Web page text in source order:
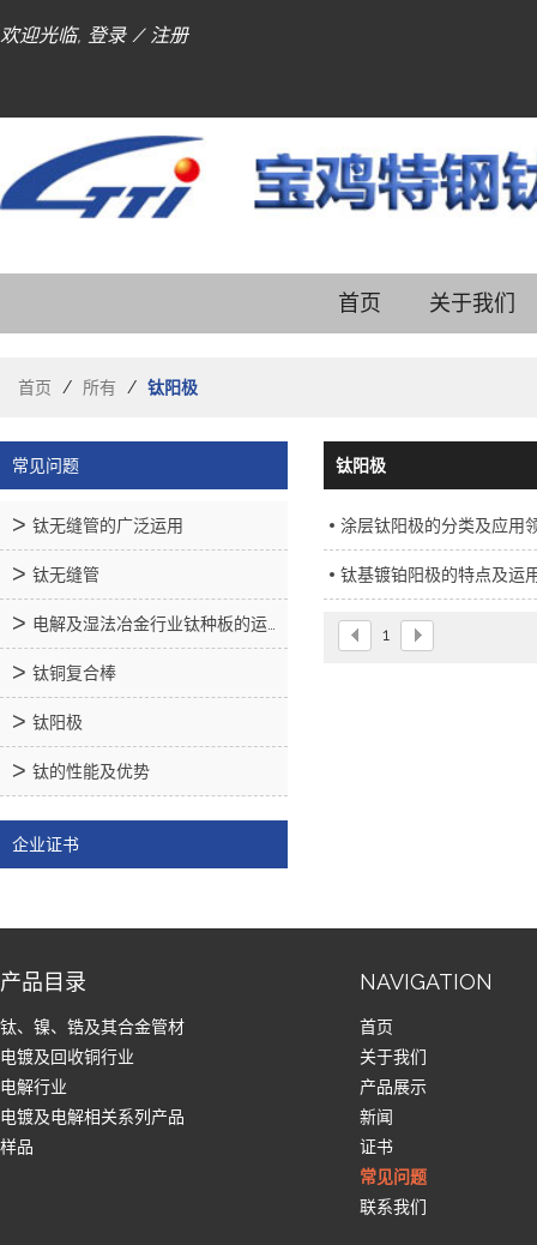
欢迎光临, 登录 / 注册
首页 关于我们
首页 / 所有 / 钛阳极
常见问题
钛无缝管的广泛运用
钛无缝管
电解及湿法冶金行业钛种板的运用
钛铜复合棒
钛阳极
钛的性能及优势
企业证书
钛阳极
涂层钛阳极的分类及应用
钛基镀铂阳极的特点及运
1
产品目录
钛、镍、锆及其合金管材
电镀及回收铜行业
电解行业
电镀及电解相关系列产品
样品
NAVIGATION
首页
关于我们
产品展示
新闻
证书
常见问题
联系我们